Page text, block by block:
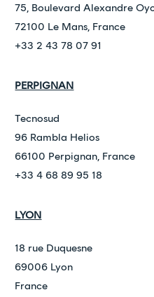
75, Boulevard Alexandre
72100 Le Mans, France
+33 2 43 78 07 91
PERPIGNAN
Tecnosud
96 Rambla Helios
66100 Perpignan, France
+33 4 68 89 95 18
LYON
18 rue Duquesne
69006 Lyon
France